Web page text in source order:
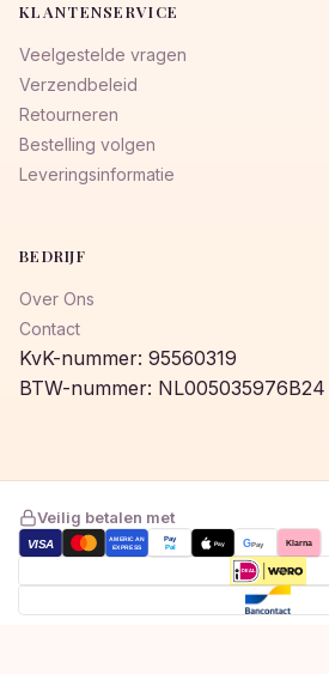
KLANTENSERVICE
Veelgestelde vragen
Verzendbeleid
Retourneren
Bestelling volgen
Leveringsinformatie
BEDRIJF
Over Ons
Contact
KvK-nummer: 95560319
BTW-nummer: NL005035976B24
Veilig betalen met
VISA
AMERICAN
EXPRESS
Pay
Pal Pay GPay Klarna